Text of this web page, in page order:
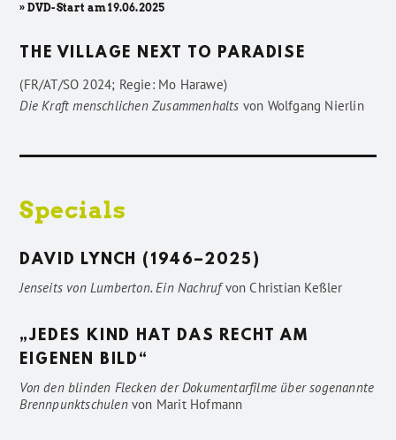
» DVD-Start am 19.06.2025
THE VILLAGE NEXT TO PARADISE
(FR/AT/SO 2024; Regie: Mo Harawe)
Die Kraft menschlichen Zusammenhalts von Wolfgang Nierlin
Specials
DAVID LYNCH (1946–2025)
Jenseits von Lumberton. Ein NachrufvonChristian Keßler
„JEDES KIND HAT DAS RECHT AM
EIGENEN BILD“
Von den blinden Flecken der Dokumentarfilme über sogenannte
Brennpunktschulenvon Marit Hofmann